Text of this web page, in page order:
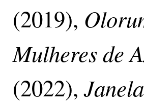
(2019),
Mulheres de
(2022),